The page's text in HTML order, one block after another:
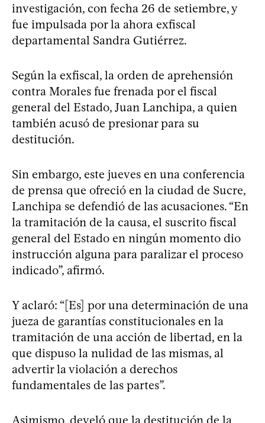
investigación, con fecha 26 de setiembre, y
fue impulsada por la ahora exfiscal
departamental Sandra Gutiérrez.
Según la exfiscal, la orden de aprehensión
contra Morales fue frenada por el fiscal
general del Estado, Juan Lanchipa, a quien
también acusó de presionar para su
destitución.
Sin embargo, este jueves en una conferencia
de prensa que ofreció en la ciudad de Sucre,
Lanchipa se defendió de las acusaciones. “En
la tramitación de la causa, el suscrito fiscal
general del Estado en ningún momento dio
instrucción alguna para paralizar el proceso
indicado”, afirmó.
Y aclaró: “[Es] por una determinación de una
jueza de garantías constitucionales en la
tramitación de una acción de libertad, en la
que dispuso la nulidad de las mismas, al
advertir la violación a derechos
fundamentales de las partes”.
Asimismo, develó que la destitución de la